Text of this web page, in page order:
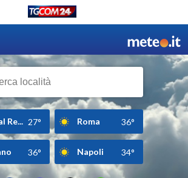
Re... 27° Roma 36°
36° Napoli 34°